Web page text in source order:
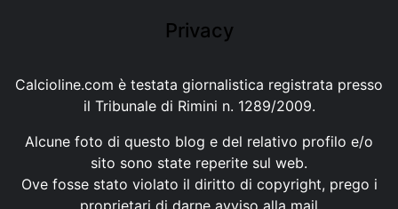
Privacy
Calcioline.com è testata giornalistica registrata presso
il Tribunale di Rimini n. 1289/2009.
Alcune foto di questo blog e del relativo profilo e/o
sito sono state reperite sul web.
Ove fosse stato violato il diritto di copyright, prego i